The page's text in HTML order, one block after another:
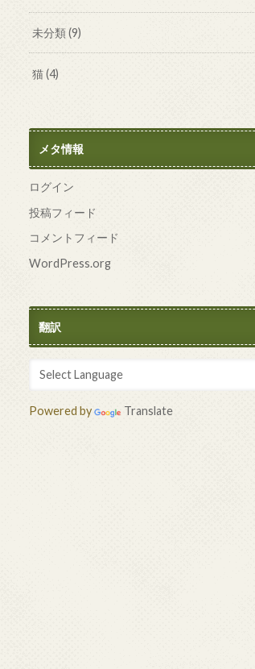
未分類(9)
猫(4)
メタ情報
ログイン
投稿フィード
コメントフィード
WordPress.org
翻訳
Powered by Translate